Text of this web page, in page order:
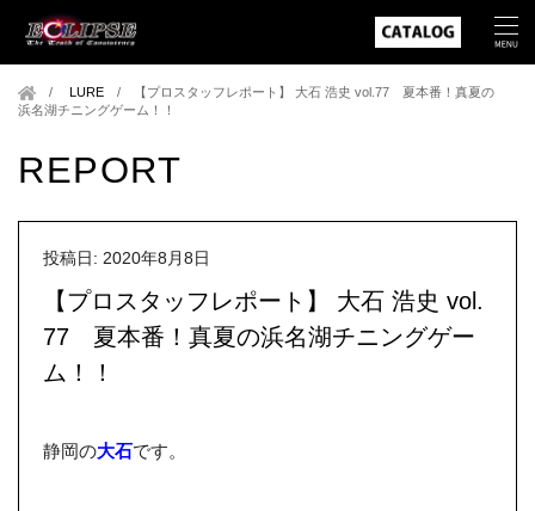
LURE /
【プロスタッフレポート】 大石 浩史 vol.77 夏本番！真夏の
浜名湖チニングゲーム！！
REPORT
投稿日: 2020年8月8日
【プロスタッフレポート】 大石 浩史 vol.
77 夏本番！真夏の浜名湖チニングゲー
ム！！
静岡の大石です。